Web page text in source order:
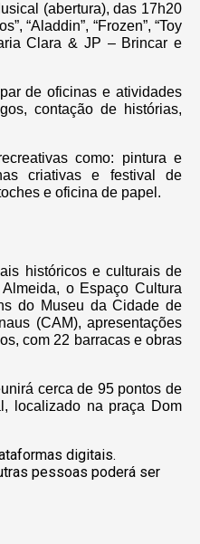
(abertura), das 17h20
“Aladdin”, “Frozen”, “Toy
Clara & JP – Brincar e
de oficinas e atividades
contação de histórias,
como: pintura e
criativas e festival de
e oficina de papel.
históricos e culturais de
o Espaço Cultura
do Museu da Cidade de
(CAM), apresentações
com 22 barracas e obras
cerca de 95 pontos de
localizado na praça Dom
digitais.
pessoas poderá ser